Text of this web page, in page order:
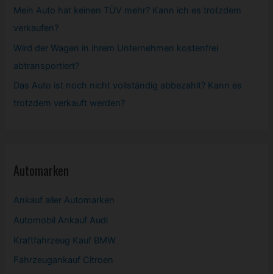
Mein Auto hat keinen TÜV mehr? Kann ich es trotzdem
verkaufen?
Wird der Wagen in ihrem Unternehmen kostenfrei
abtransportiert?
Das Auto ist noch nicht vollständig abbezahlt? Kann es
trotzdem verkauft werden?
Automarken
Ankauf aller Automarken
Automobil Ankauf Audi
Kraftfahrzeug Kauf BMW
Fahrzeugankauf Citroen